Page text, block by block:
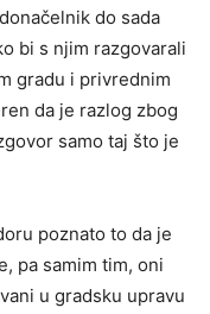
do sada
bi s njim razgovarali
gradu i privrednim
da je razlog zbog
samo taj što je
poznato to da je
pa samim tim, oni
u gradsku upravu